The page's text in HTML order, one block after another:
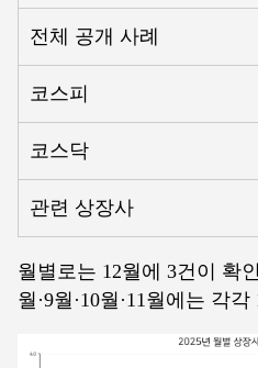
전체 공개 사례
코스피
코스닥
관련 상장사
월별로는 12월에 3건이 확
월·9월·10월·11월에는 각